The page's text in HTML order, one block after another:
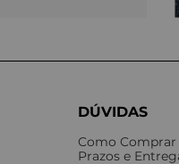
DÚVIDAS
Como Comprar
Prazos e